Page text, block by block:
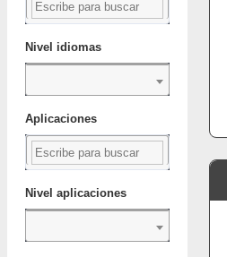
Nivel idiomas
Aplicaciones
Nivel aplicaciones